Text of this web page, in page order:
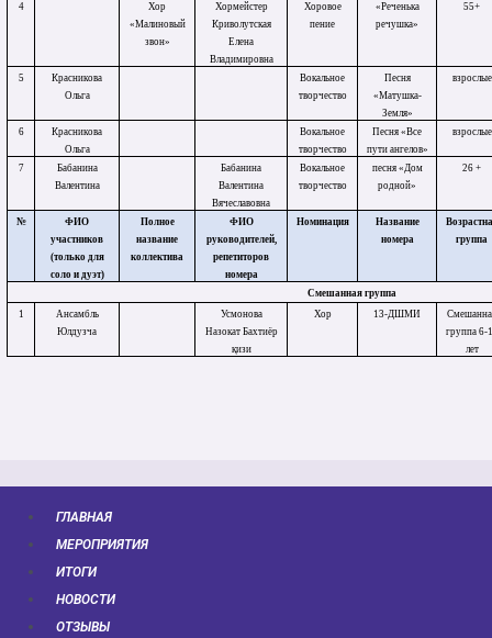
4
Хор
«Малиновый
звон»
Хормейстер
Криволутская
Елена
Владимировна
Хоровое
пение
«Реченька
речушка»
55+
5
Красникова
Ольга
Вокальное
творчество
Песня
«Матушка-
Земля»
взрослые
6
Красникова
Ольга
Вокальное
творчество
Песня «Все
пути ангелов»
взрослые
7
Бабанина
Валентина
Бабанина
Валентина
Вячеславовна
Вокальное
творчество
песня «Дом
родной»
26 +
№
ФИО
участников
(только для
соло и дуэт)
Полное
название
коллектива
ФИО
руководителей,
репетиторов
номера
Номинация
Название
номера
группа
Смешанная группа
1
Ансамбль
Юлдузча
Усмонова
Назокат Бахтиёр
қизи
Хор 13-ДШМИ
группа 6-
лет
ГЛАВНАЯ
МЕРОПРИЯТИЯ
ИТОГИ
НОВОСТИ
ОТЗЫВЫ